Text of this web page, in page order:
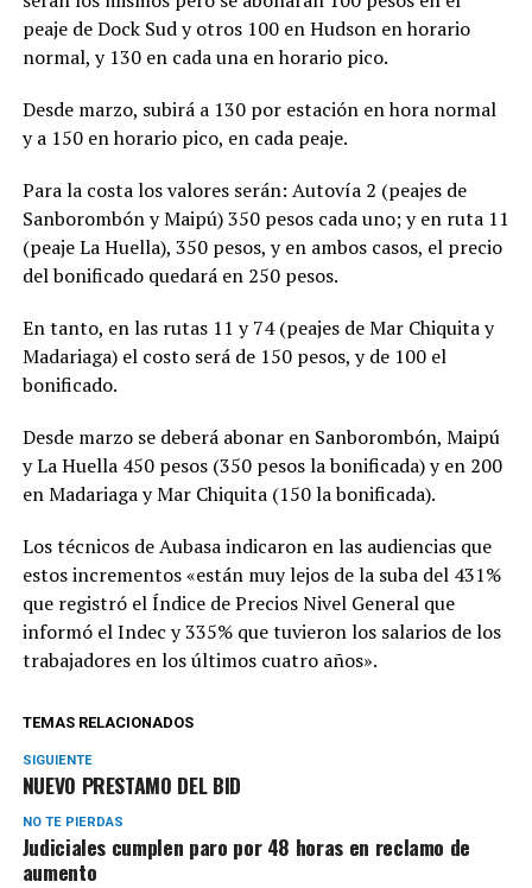
peaje de Dock Sud y otros 100 en Hudson en horario
normal, y 130 en cada una en horario pico.
Desde marzo, subirá a 130 por estación en hora normal
y a 150 en horario pico, en cada peaje.
Para la costa los valores serán: Autovía 2 (peajes de
Sanborombón y Maipú) 350 pesos cada uno; y en ruta 11
(peaje La Huella), 350 pesos, y en ambos casos, el precio
del bonificado quedará en 250 pesos.
En tanto, en las rutas 11 y 74 (peajes de Mar Chiquita y
Madariaga) el costo será de 150 pesos, y de 100 el
bonificado.
Desde marzo se deberá abonar en Sanborombón, Maipú
y La Huella 450 pesos (350 pesos la bonificada) y en 200
en Madariaga y Mar Chiquita (150 la bonificada).
Los técnicos de Aubasa indicaron en las audiencias que
estos incrementos «están muy lejos de la suba del 431%
que registró el Índice de Precios Nivel General que
informó el Indec y 335% que tuvieron los salarios de los
trabajadores en los últimos cuatro años».
TEMAS RELACIONADOS
SIGUIENTE
NUEVO PRESTAMO DEL BID
NO TE PIERDAS
Judiciales cumplen paro por 48 horas en reclamo de
aumento